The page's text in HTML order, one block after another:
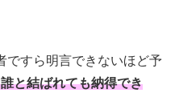
ですら明言できないほど予
と結ばれても納得でき